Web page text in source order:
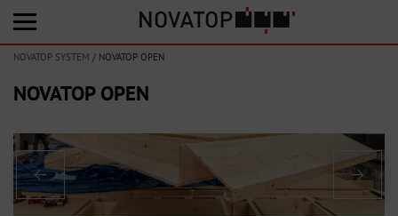
NOVATOP SYSTEM / NOVATOP OPEN
NOVATOP OPEN